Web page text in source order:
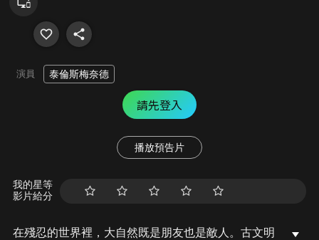
演員 泰倫斯梅奈德
請先登入
播放預告片
我的星等
影片給分
在殘忍的世界裡，大自然既是朋友也是敵人。古文明